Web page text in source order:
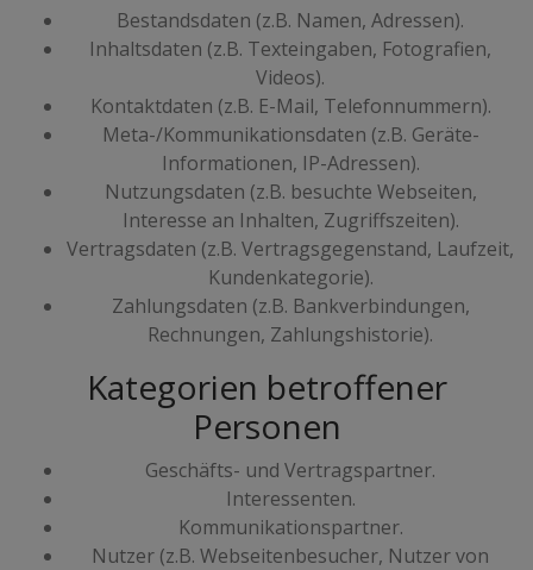
Bestandsdaten (z.B. Namen, Adressen).
Inhaltsdaten (z.B. Texteingaben, Fotografien,
Videos).
Kontaktdaten (z.B. E-Mail, Telefonnummern).
Meta-/Kommunikationsdaten (z.B. Geräte-
Informationen, IP-Adressen).
Nutzungsdaten (z.B. besuchte Webseiten,
Interesse an Inhalten, Zugriffszeiten).
Vertragsdaten (z.B. Vertragsgegenstand, Laufzeit,
Kundenkategorie).
Zahlungsdaten (z.B. Bankverbindungen,
Rechnungen, Zahlungshistorie).
Kategorien betroffener
Personen
Geschäfts- und Vertragspartner.
Interessenten.
Kommunikationspartner.
Nutzer (z.B. Webseitenbesucher, Nutzer von